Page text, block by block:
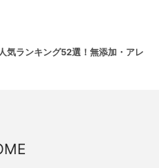
気ランキング52選！無添加・アレ